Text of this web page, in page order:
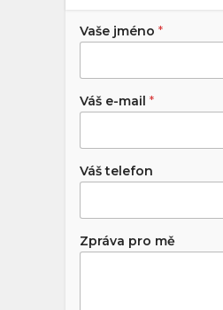
Vaše jméno *
Váš e-mail *
Váš telefon
Zpráva pro mě